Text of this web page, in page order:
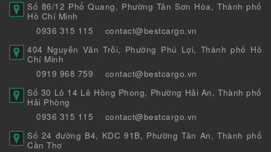
Số 86/12 Phổ Quang, Phường Tân Sơn Hòa, Thành phố
Hồ Chí Minh
0936 315 115
contact@bestcargo.vn
404 Nguyễn Văn Trỗi, Phường Phú Lợi, Thành phố Hồ
Chí Minh
0919 968 759
contact@bestcargo.vn
Số 30 Lô 14 Lê Hồng Phong, Phường Hải An, Thành phố
Hải Phòng
0936 315 115
contact@bestcargo.vn
Số 24 đường B4, KDC 91B, Phường Tân An, Thành phố
Cần Thơ